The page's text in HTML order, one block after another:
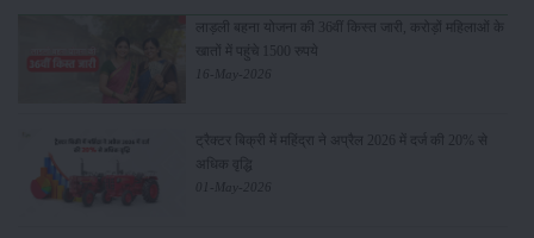
लाड़ली बहना योजना की 36वीं किस्त जारी, करोड़ों महिलाओं के
खातों में पहुंचे 1500 रुपये
16-May-2026
ट्रैक्टर बिक्री में महिंद्रा ने अप्रैल 2026 में दर्ज की 20% से
अधिक वृद्धि
01-May-2026